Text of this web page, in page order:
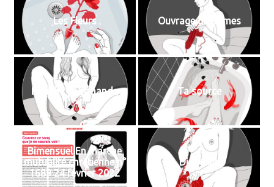
Les Fleurs Ouvrage de dames
Bouche gourmande Ta source
Bimensuel En marche
mutualité chrétienne n°
1689 24 février 2022
Dirty talk